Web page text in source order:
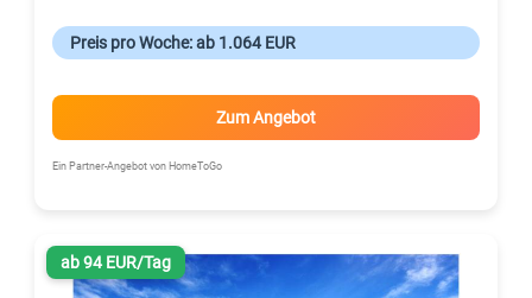
Preis pro Woche: ab 1.064 EUR
Zum Angebot
Ein Partner-Angebot von HomeToGo
ab 94 EUR/Tag